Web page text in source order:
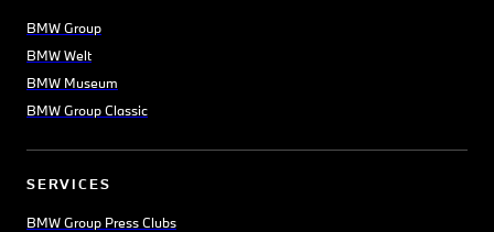
BMW Group
BMW Welt
BMW Museum
BMW Group Classic
SERVICES
BMW Group Press Clubs